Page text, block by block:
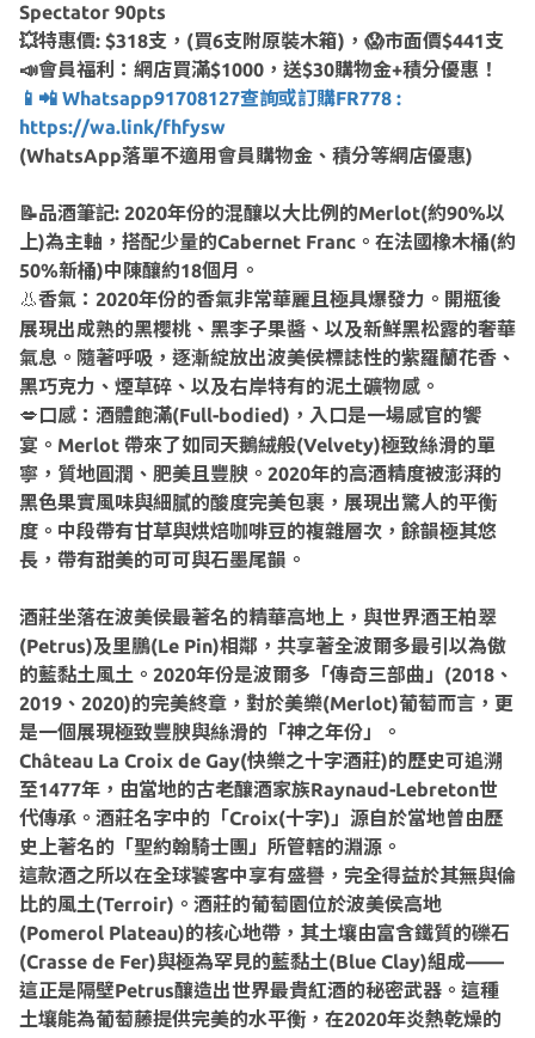
Spectator 90pts
💥特惠價: $318支，(買6支附原裝木箱)，😱市面價$441支
📣會員福利：網店買滿$1000，送$30購物金+積分優惠！
📱📲 Whatsapp91708127查詢或訂購FR778 :
https://wa.link/fhfysw
(WhatsApp落單不適用會員購物金、積分等網店優惠)
📝品酒筆記: 2020年份的混釀以大比例的Merlot(約90%以
上)為主軸，搭配少量的Cabernet Franc。在法國橡木桶(約
50%新桶)中陳釀約18個月。
👃香氣：2020年份的香氣非常華麗且極具爆發力。開瓶後
展現出成熟的黑櫻桃、黑李子果醬、以及新鮮黑松露的奢華
氣息。隨著呼吸，逐漸綻放出波美侯標誌性的紫羅蘭花香、
黑巧克力、煙草碎、以及右岸特有的泥土礦物感。
💋口感：酒體飽滿(Full-bodied)，入口是一場感官的饗
宴。Merlot 帶來了如同天鵝絨般(Velvety)極致絲滑的單
寧，質地圓潤、肥美且豐腴。2020年的高酒精度被澎湃的
黑色果實風味與細膩的酸度完美包裹，展現出驚人的平衡
度。中段帶有甘草與烘焙咖啡豆的複雜層次，餘韻極其悠
長，帶有甜美的可可與石墨尾韻。
酒莊坐落在波美侯最著名的精華高地上，與世界酒王柏翠
(Petrus)及里鵬(Le Pin)相鄰，共享著全波爾多最引以為傲
的藍黏土風土。2020年份是波爾多「傳奇三部曲」(2018、
2019、2020)的完美終章，對於美樂(Merlot)葡萄而言，更
是一個展現極致豐腴與絲滑的「神之年份」。
Château La Croix de Gay(快樂之十字酒莊)的歷史可追溯
至1477年，由當地的古老釀酒家族Raynaud-Lebreton世
代傳承。酒莊名字中的「Croix(十字)」源自於當地曾由歷
史上著名的「聖約翰騎士團」所管轄的淵源。
這款酒之所以在全球饕客中享有盛譽，完全得益於其無與倫
比的風土(Terroir)。酒莊的葡萄園位於波美侯高地
(Pomerol Plateau)的核心地帶，其土壤由富含鐵質的礫石
(Crasse de Fer)與極為罕見的藍黏土(Blue Clay)組成——
這正是隔壁Petrus釀造出世界最貴紅酒的秘密武器。這種
土壤能為葡萄藤提供完美的水平衡，在2020年炎熱乾燥的